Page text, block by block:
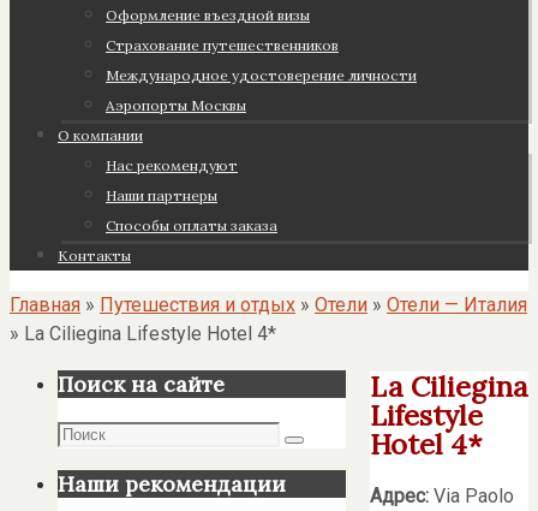
Оформление въездной визы
Страхование путешественников
Международное удостоверение личности
Аэропорты Москвы
О компании
Нас рекомендуют
Наши партнеры
Cпособы оплаты заказа
Контакты
Главная » Путешествия и отдых » Отели » Отели — Италия
» La Ciliegina Lifestyle Hotel 4*
La Ciliegina
Lifestyle
Hotel 4*
Адрес: Via Paolo
Поиск на сайте
Поиск
Поиск
Наши рекомендации